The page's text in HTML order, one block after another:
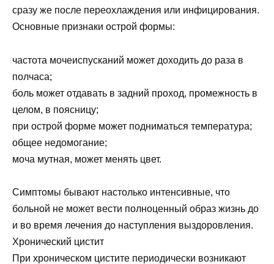
сразу же после переохлаждения или инфицирования.
Основные признаки острой формы:
частота мочеиспусканий может доходить до раза в
полчаса;
боль может отдавать в задний проход, промежность в
целом, в поясницу;
при острой форме может подниматься температура;
общее недомогание;
моча мутная, может менять цвет.
Симптомы бывают настолько интенсивные, что
больной не может вести полноценный образ жизнь до
и во время лечения до наступления выздоровления.
Хронический цистит
При хроническом цистите периодически возникают